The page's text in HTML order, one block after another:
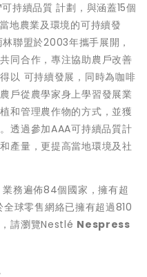
續品質 計劃，與涵蓋15個
地農業及環境的可持續發
林聯盟於2003年攜手展開，
同合作，專注協助農戶改善
以 可持續發展，同時為咖啡
戶從農學家身上學習發展業
和管理農作物的方式，並獲
透過參加AAA可持續品質計
產量，更提高當地環境及社
務遍佈84個國家，擁有超
球零售網絡已擁有超過810
請瀏覽Nestlé Nespress